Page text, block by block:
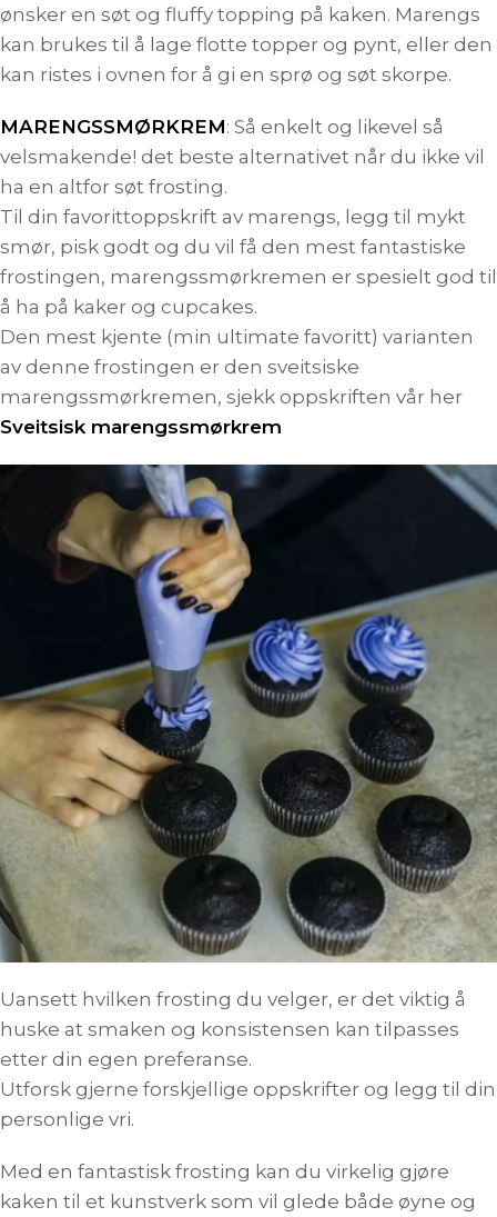
ønsker en søt og fluffy topping på kaken. Marengs
kan brukes til å lage flotte topper og pynt, eller den
kan ristes i ovnen for å gi en sprø og søt skorpe.
MARENGSSMØRKREM: Så enkelt og likevel så
velsmakende! det beste alternativet når du ikke vil
ha en altfor søt frosting.
Til din favorittoppskrift av marengs, legg til mykt
smør, pisk godt og du vil få den mest fantastiske
frostingen, marengssmørkremen er spesielt god til
å ha på kaker og cupcakes.
Den mest kjente (min ultimate favoritt) varianten
av denne frostingen er den sveitsiske
marengssmørkremen, sjekk oppskriften vår her
Sveitsisk marengssmørkrem
Uansett hvilken frosting du velger, er det viktig å
huske at smaken og konsistensen kan tilpasses
etter din egen preferanse.
Utforsk gjerne forskjellige oppskrifter og legg til din
personlige vri.
Med en fantastisk frosting kan du virkelig gjøre
kaken til et kunstverk som vil glede både øyne og